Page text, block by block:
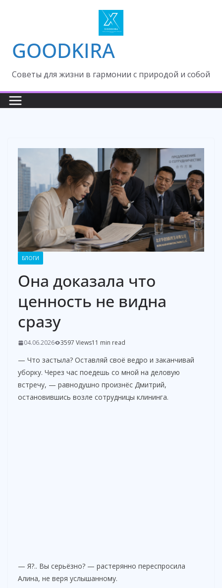
GOODKIRA
Cоветы для жизни в гармонии с природой и собой
БЛОГИ
Она доказала что
ценность не видна
сразу
04.06.2026 3597 Views11 min read
— Что застыла? Оставляй своё ведро и заканчивай
уборку. Через час поедешь со мной на деловую
встречу, — равнодушно произнёс Дмитрий,
остановившись возле сотрудницы клининга.
— Я?.. Вы серьёзно? — растерянно переспросила
Алина, не веря услышанному.